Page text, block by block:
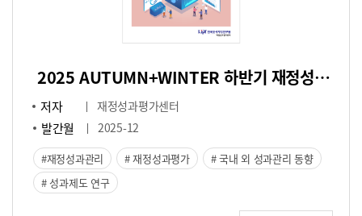
2025 AUTUMN+WINTER 하반기 재정성과평가 동향과 이슈
저자 재정성과평가센터
발간월 2025-12
재정성과관리 재정성과평가
국내 외 성과관리 동향
성과제도 연구